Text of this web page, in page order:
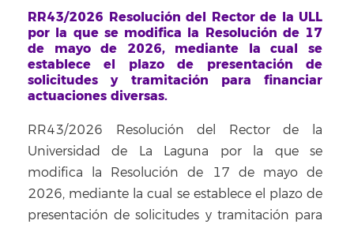
RR43/2026 Resolución del Rector de la ULL
por la que se modifica la Resolución de 17
de mayo de 2026, mediante la cual se
establece el plazo de presentación de
solicitudes y tramitación para financiar
actuaciones diversas.
RR43/2026 Resolución del Rector de la
Universidad de La Laguna por la que se
modifica la Resolución de 17 de mayo de
2026, mediante la cual se establece el plazo de
presentación de solicitudes y tramitación para